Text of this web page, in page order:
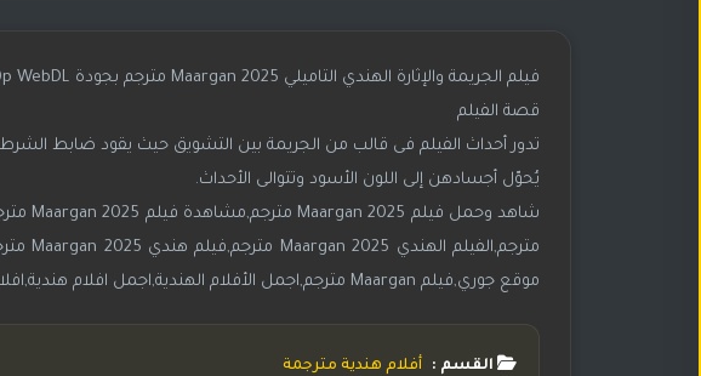
فيلم الجريمة والإثارة الهندي التاميلي Maargan 2025 مترجم بجودة 1080p WebDL بطولة فيجاي أنتوني
قصة الفيلم
تدور أحداث الفيلم فى قالب من الجريمة بين التشويق حيث يقود ضابط
يُحوّل أجسادهن إلى اللون الأسود وتتوالى الأحداث.
موقع جوري,فيلم Maargan مترجم,اجمل الأفلام الهندية,اجمل افلام هندية,افلام هندية 2025,احدث الافلام الهندية
القسم : أفلام هندية مترجمة